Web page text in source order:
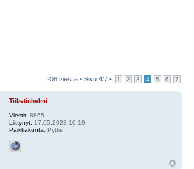
208 viestiä • Sivu 4/7 • 1 2 3 4 5 6 7
Tiibetinhelmi
Viestit: 8865
Liittynyt: 17.05.2023 10:19
Paikkakunta: Pyttis